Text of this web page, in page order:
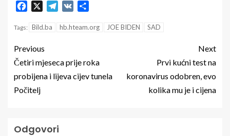
Facebook Telegram
VK
Tags: Bild.ba hb.hteam.org JOE BIDEN SAD
Previous
Četiri mjeseca prije roka
probijena i lijeva cijev tunela
Počitelj
Next
Prvi kućni test na
koronavirus odobren, evo
kolika mu je i cijena
Odgovori